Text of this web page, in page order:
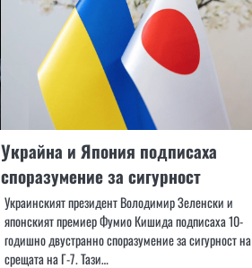
Украйна и Япония подписаха
споразумение за сигурност
Украинският президент Володимир Зеленски и
японският премиер Фумио Кишида подписаха 10-
годишно двустранно споразумение за сигурност на
срещата на Г-7. Тази…